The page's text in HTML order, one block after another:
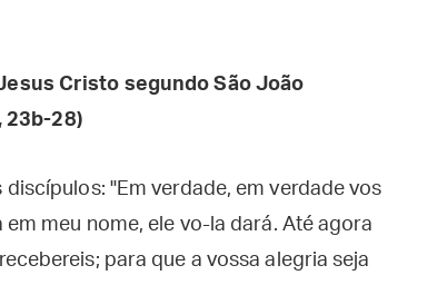
Cristo segundo São João
23b-28)
"Em verdade, em verdade vos
meu nome, ele vo-la dará. Até agora
para que a vossa alegria seja